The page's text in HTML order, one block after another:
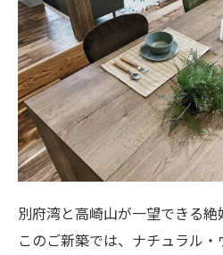
別府湾と高崎山が一望できる
このご新築では、ナチュラル